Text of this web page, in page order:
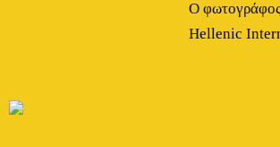
Ο φωτογράφος
Hellenic